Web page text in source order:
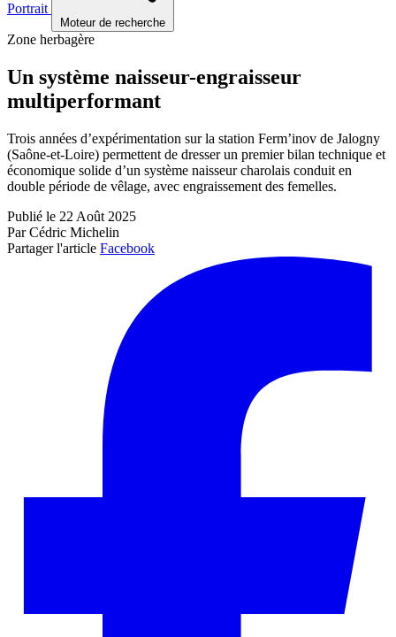
Portrait
Moteur de recherche
Zone herbagère
Un système naisseur-engraisseur
multiperformant
Trois années d’expérimentation sur la station Ferm’inov de Jalogny
(Saône-et-Loire) permettent de dresser un premier bilan technique et
économique solide d’un système naisseur charolais conduit en
double période de vêlage, avec engraissement des femelles.
Publié le 22 Août 2025
Par Cédric Michelin
Partager l'article Facebook